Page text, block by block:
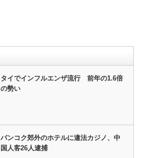
タイでインフルエンザ流行 前年の1.6倍
の勢い
バンコク郊外のホテルに違法カジノ、中
国人客26人逮捕